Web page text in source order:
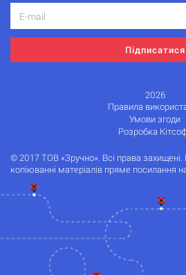
Підписатися
2026
Правила
Умови згоди
Розробка
© 2017 ТОВ «Зручно». Всі права захищені.
копіюванні матеріалів пряме посилання